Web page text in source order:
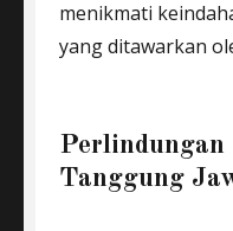
menikmati
yang ditawarkan
Perlindungan
Tanggung